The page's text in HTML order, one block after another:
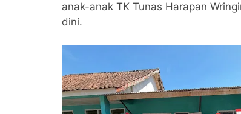
anak-anak TK Tunas Harapan
dini.